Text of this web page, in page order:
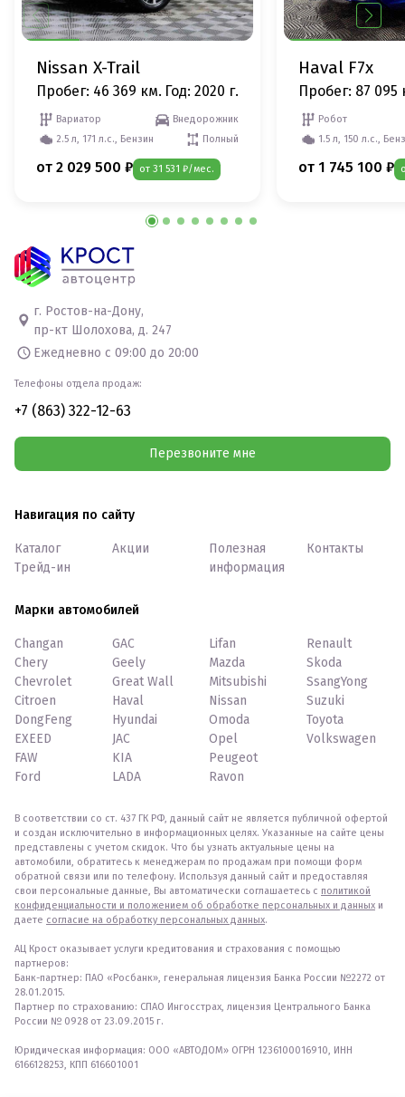
Nissan X-Trail
Пробег: 46 369 км. Год: 2020 г.
Вариатор
Внедорожник
2.5 л, 171 л.с., Бензин
Полный
от 2 029 500 ₽ от 31 531 ₽/мес.
Haval F7x
Пробег: 87 095
Робот
1.5 л, 150 л.с.,
от 1 745 100 ₽
г. Ростов-на-Дону,
пр-кт Шолохова, д. 247
Ежедневно с 09:00 до 20:00
Телефоны отдела продаж:
+7 (863) 322-12-63
Перезвоните мне
Навигация по сайту
Каталог
Трейд-ин
Акции
Полезная
информация
Контакты
Марки автомобилей
Changan
Chery
Chevrolet
Citroen
DongFeng
EXEED
FAW
Ford
GAC
Geely
Great Wall
Haval
Hyundai
JAC
KIA
LADA
Lifan
Mazda
Mitsubishi
Nissan
Omoda
Opel
Peugeot
Ravon
Renault
Skoda
SsangYong
Suzuki
Toyota
Volkswagen
В соответствии со ст. 437 ГК РФ, данный сайт не является публичной офертой
и создан исключительно в информационных целях. Указанные на сайте цены
представлены с учетом скидок. Что бы узнать актуальные цены на
автомобили, обратитесь к менеджерам по продажам при помощи форм
обратной связи или по телефону. Используя данный сайт и предоставляя
свои персональные данные, Вы автоматически соглашаетесь с политикой
конфиденциальности и положением об обработке персональных и данных и
даете согласие на обработку персональных данных.
АЦ Крост оказывает услуги кредитования и страхования с помощью
партнеров:
Банк-партнер: ПАО «Росбанк», генеральная лицензия Банка России №2272 от
28.01.2015.
Партнер по страхованию: СПАО Ингосстрах, лицензия Центрального Банка
России № 0928 от 23.09.2015 г.
Юридическая информация: ООО «АВТОДОМ» ОГРН 1236100016910, ИНН
6166128253, КПП 616601001